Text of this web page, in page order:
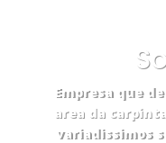
Empresa que
area da
variadissimos